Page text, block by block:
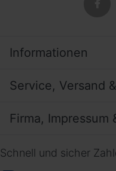
Informationen
Service, Versand
Firma, Impressum
Schnell und sicher